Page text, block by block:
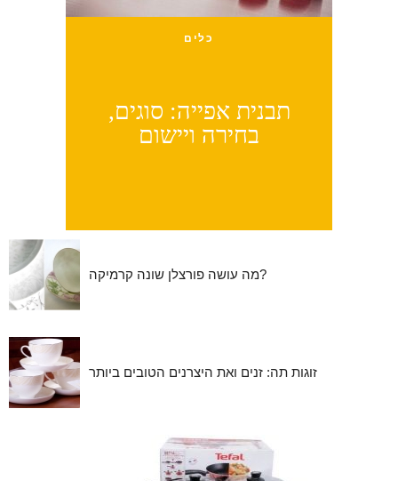
כלים
תבנית אפייה: סוגים,
בחירה ויישום
מה עושה פורצלן שונה קרמיקה?
זוגות תה: זנים ואת היצרנים הטובים ביותר